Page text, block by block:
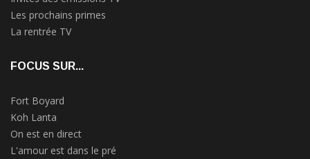
Les prochains primes
La rentrée TV
FOCUS SUR...
Fort Boyard
Koh Lanta
On est en direct
L'amour est dans le pré